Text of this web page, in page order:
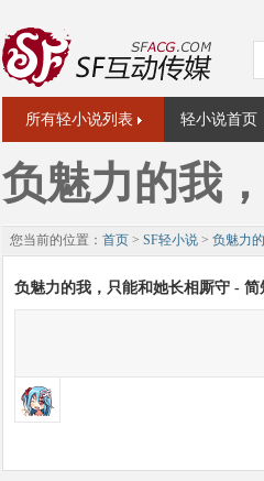
所有轻小说列表 轻小说首页
负魅力的我
您当前的位置： 首页 > SF轻小说 > 负魅力
负魅力的我，只能和她长相厮守 - 简